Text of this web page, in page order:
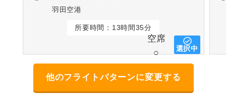
羽田空港
所要時間：13時間35分
空席
○
選択中
他のフライトパターンに変更する